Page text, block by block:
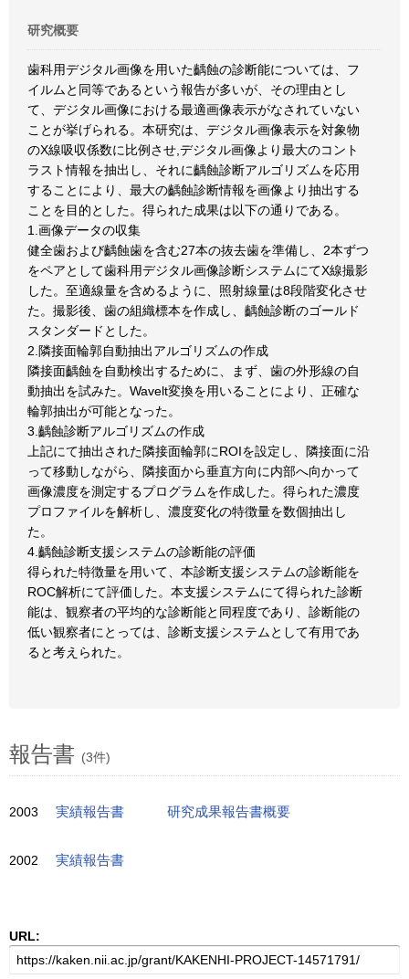
研究概要
歯科用デジタル画像を用いた齲蝕の診断能については、フ
イルムと同等であるという報告が多いが、その理由とし
て、デジタル画像における最適画像表示がなされていない
ことが挙げられる。本研究は、デジタル画像表示を対象物
のX線吸収係数に比例させ,デジタル画像より最大のコント
ラスト情報を抽出し、それに齲蝕診断アルゴリズムを応用
することにより、最大の齲蝕診断情報を画像より抽出する
ことを目的とした。得られた成果は以下の通りである。
1.画像データの収集
健全歯および齲蝕歯を含む27本の抜去歯を準備し、2本ずつ
をペアとして歯科用デジタル画像診断システムにてX線撮影
した。至適線量を含めるように、照射線量は8段階変化させ
た。撮影後、歯の組織標本を作成し、齲蝕診断のゴールド
スタンダードとした。
2.隣接面輪郭自動抽出アルゴリズムの作成
隣接面齲蝕を自動検出するために、まず、歯の外形線の自
動抽出を試みた。Wavelt変換を用いることにより、正確な
輪郭抽出が可能となった。
3.齲蝕診断アルゴリズムの作成
上記にて抽出された隣接面輪郭にROIを設定し、隣接面に沿
って移動しながら、隣接面から垂直方向に内部へ向かって
画像濃度を測定するプログラムを作成した。得られた濃度
プロファイルを解析し、濃度変化の特徴量を数個抽出し
た。
4.齲蝕診断支援システムの診断能の評価
得られた特徴量を用いて、本診断支援システムの診断能を
ROC解析にて評価した。本支援システムにて得られた診断
能は、観察者の平均的な診断能と同程度であり、診断能の
低い観察者にとっては、診断支援システムとして有用であ
ると考えられた。
報告書 (3件)
2003 実績報告書 研究成果報告書概要
2002 実績報告書
URL: